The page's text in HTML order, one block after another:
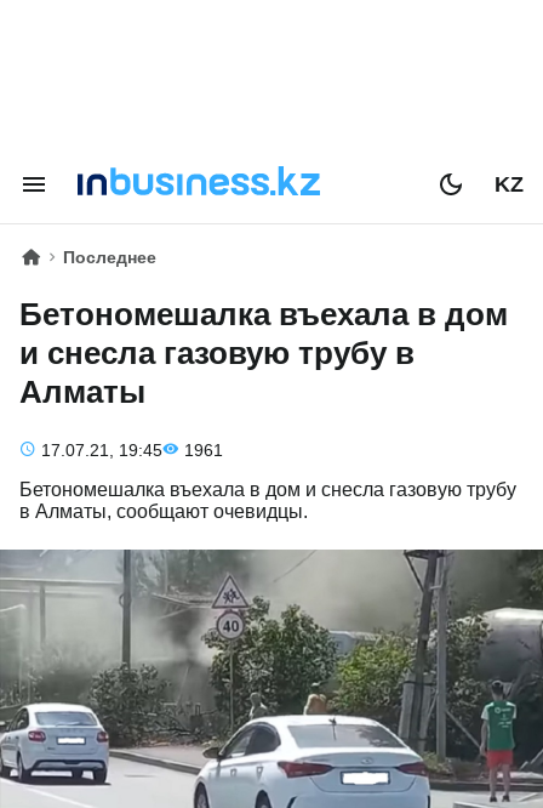
KZ
Последнее
Бетономешалка въехала в дом
и снесла газовую трубу в
Алматы
17.07.21, 19:45 1961
Бетономешалка въехала в дом и снесла газовую трубу
в Алматы, сообщают очевидцы.